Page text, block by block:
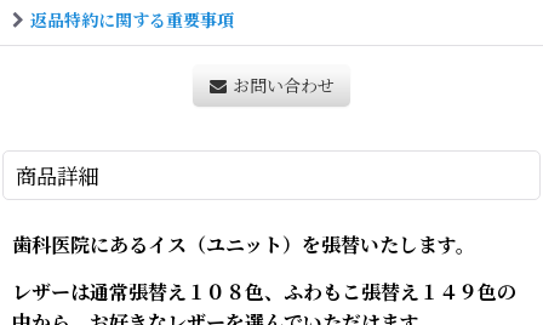
返品特約に関する重要事項
お問い合わせ
商品詳細
歯科医院にあるイス（ユニット）を張替いたします。
レザーは通常張替え１０８色、ふわもこ張替え１４９色の